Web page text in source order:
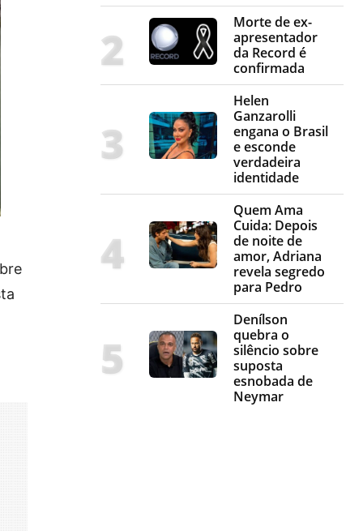
Morte de ex-
apresentador
da Record é
confirmada
Helen
Ganzarolli
engana o Brasil
e esconde
verdadeira
identidade
Quem Ama
Cuida: Depois
de noite de
amor, Adriana
revela segredo
para Pedro
Denílson
quebra o
silêncio sobre
suposta
esnobada de
Neymar